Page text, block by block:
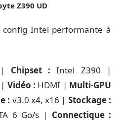
Z390 UD
Intel performante à
| Chipset : Intel Z390 |
Vidéo : HDMI | Multi-GPU
: v3.0 x4, x16 | Stockage :
6 Go/s | Connectique :